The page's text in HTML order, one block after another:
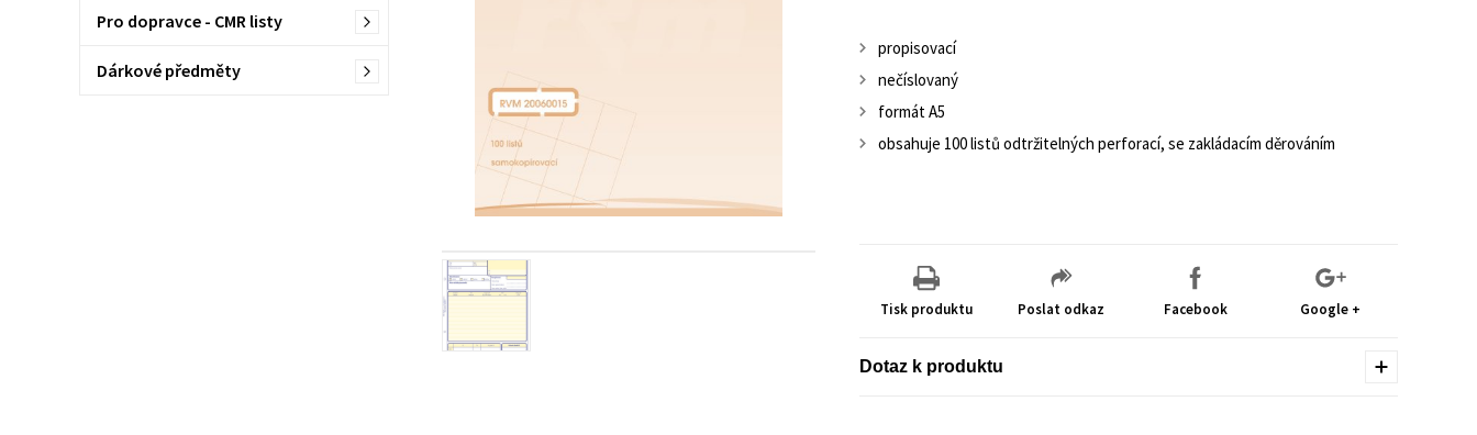
Pro dopravce - CMR listy
Dárkové předměty
propisovací
nečíslovaný
formát A5
obsahuje 100 listů odtržitelných perforací, se zakládacím děrováním
Tisk produktu Poslat odkaz Facebook Google +
Dotaz k produktu